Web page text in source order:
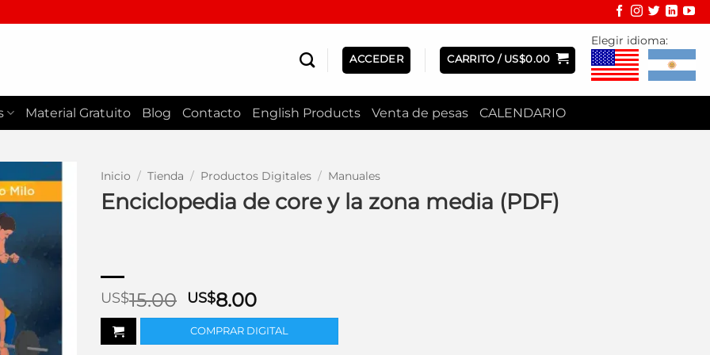
ACCEDER CARRITO / US$0.00
Elegir idioma:
Material Gratuito Blog Contacto English Products Venta de pesas CALENDARIO
Inicio / Tienda / Productos Digitales / Manuales
Enciclopedia de core y la zona media (PDF)
US$15.00 El
precio
original
US$8.00El
precio
actual
COMPRAR DIGITAL